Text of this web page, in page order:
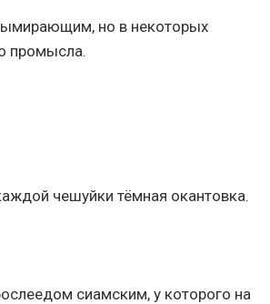
но в некоторых
промысла.
чешуйки тёмная окантовка.
сиамским, у которого на